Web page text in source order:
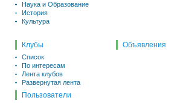
Наука и Образование
История
Культура
Клубы
Список
По интересам
Лента клубов
Развернутая лента
Пользователи
Объявления